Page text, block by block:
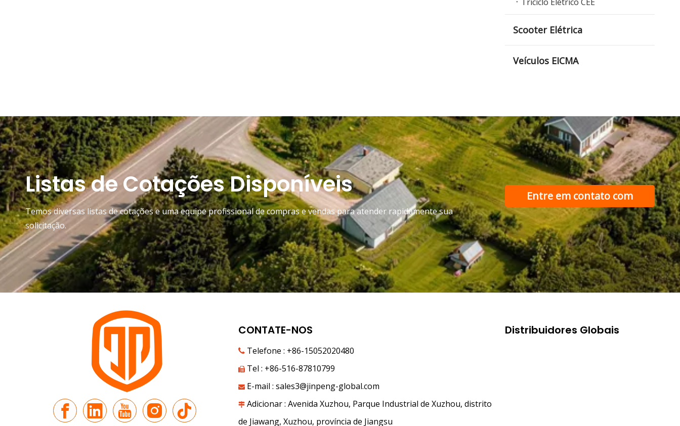
Scooter Elétrica
Veículos EICMA
Listas de Cotações Disponíveis
Temos diversas listas de cotações e uma equipe profissional de compras e vendas para atender rapidamente sua
solicitação.
Entre em contato com
nossa equipe de
suporte
CONTATE-NOS
 Telefone : +86-15052020480
 Tel : +86-516-87810799
 E-mail :sales3@jinpeng-global.com
 Adicionar : Avenida Xuzhou, Parque Industrial de Xuzhou, distrito
de Jiawang, Xuzhou, província de Jiangsu
Distribuidores Globais